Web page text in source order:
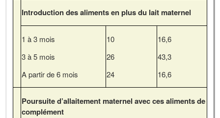
Introduction des aliments en plus du lait maternel
1 à 3 mois
3 à 5 mois
A partir de 6 mois
10
26
24
16,6
43,3
16,6
Poursuite d’allaitement maternel avec ces aliments de
complément